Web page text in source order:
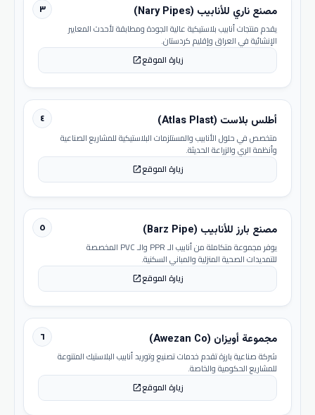
٣ مصنع ناري للأنابيب (Nary Pipes)
يقدم منتجات أنابيب بلاستيكية عالية الجودة ومطابقة لأحدث المعايير
الإنشائية في العراق وإقليم كردستان.
زيارة الموقعopen_in_new
٤ أطلس بلاست (Atlas Plast)
متخصص في حلول الأنابيب والمستلزمات البلاستيكية للمشاريع الصناعية
وأنظمة الري والزراعة الحديثة.
زيارة الموقعopen_in_new
٥ مصنع بارز للأنابيب (Barz Pipe)
يوفر مجموعة متكاملة من أنابيب الـ PPR والـ PVC المخصصة
للتمديدات الصحية المنزلية والمباني السكنية.
زيارة الموقعopen_in_new
٦ مجموعة أويزان (Awezan Co)
شركة صناعية بارزة تقدم خدمات تصنيع وتوريد أنابيب البلاستيك المتنوعة
للمشاريع الحكومية والخاصة.
زيارة الموقعopen_in_new